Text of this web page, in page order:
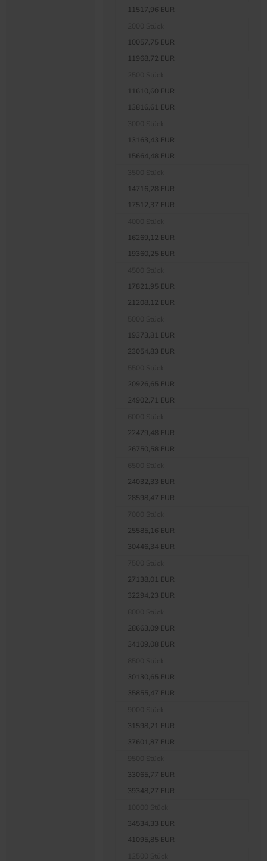
11517,96 EUR
10057,75 EUR
11968,72 EUR
11610,60 EUR
13816,61 EUR
13163,43 EUR
15664,48 EUR
14716,28 EUR
17512,37 EUR
16269,12 EUR
19360,25 EUR
17821,95 EUR
21208,12 EUR
19373,81 EUR
23054,83 EUR
20926,65 EUR
24902,71 EUR
22479,48 EUR
26750,58 EUR
24032,33 EUR
28598,47 EUR
25585,16 EUR
30446,34 EUR
27138,01 EUR
32294,23 EUR
28663,09 EUR
34109,08 EUR
30130,65 EUR
35855,47 EUR
31598,21 EUR
37601,87 EUR
33065,77 EUR
39348,27 EUR
34534,33 EUR
41095,85 EUR